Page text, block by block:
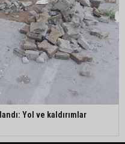
Yol ve kaldırımlar